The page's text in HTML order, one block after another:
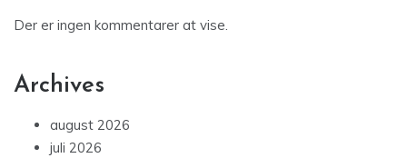
Der er ingen kommentarer at vise.
Archives
august 2026
juli 2026